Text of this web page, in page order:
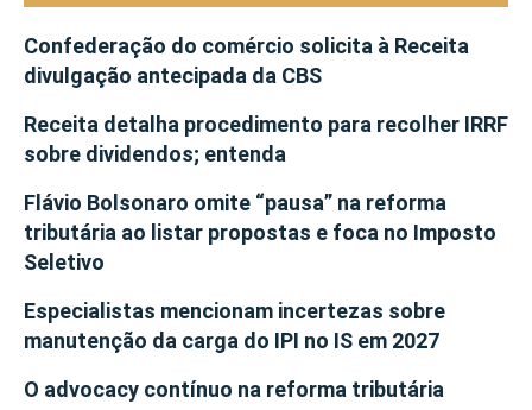
Confederação do comércio solicita à Receita
divulgação antecipada da CBS
Receita detalha procedimento para recolher IRRF
sobre dividendos; entenda
Flávio Bolsonaro omite “pausa” na reforma
tributária ao listar propostas e foca no Imposto
Seletivo
Especialistas mencionam incertezas sobre
manutenção da carga do IPI no IS em 2027
O advocacy contínuo na reforma tributária